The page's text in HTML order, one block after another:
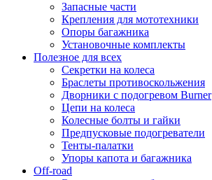
Запасные части
Крепления для мототехники
Опоры багажника
Установочные комплекты
Полезное для всех
Секретки на колеса
Браслеты противоскольжения
Дворники с подогревом Burner
Цепи на колеса
Колесные болты и гайки
Предпусковые подогреватели
Тенты-палатки
Упоры капота и багажника
Off-road